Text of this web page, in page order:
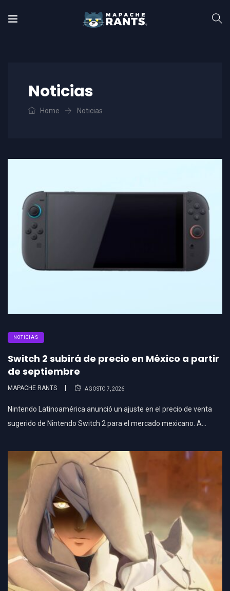
Noticias
Home Noticias
NOTICIAS
Switch 2 subirá de precio en México a partir
de septiembre
MAPACHE RANTS AGOSTO 7, 2026
Nintendo Latinoamérica anunció un ajuste en el precio de venta
sugerido de Nintendo Switch 2 para el mercado mexicano. A…